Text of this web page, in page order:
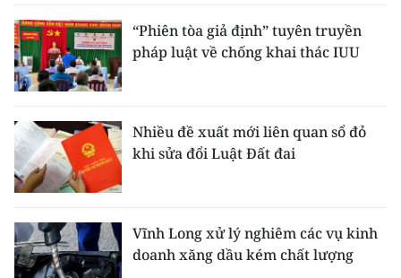
“Phiên tòa giả định” tuyên truyền
pháp luật về chống khai thác IUU
Nhiều đề xuất mới liên quan sổ đỏ
khi sửa đổi Luật Đất đai
Vĩnh Long xử lý nghiêm các vụ kinh
doanh xăng dầu kém chất lượng